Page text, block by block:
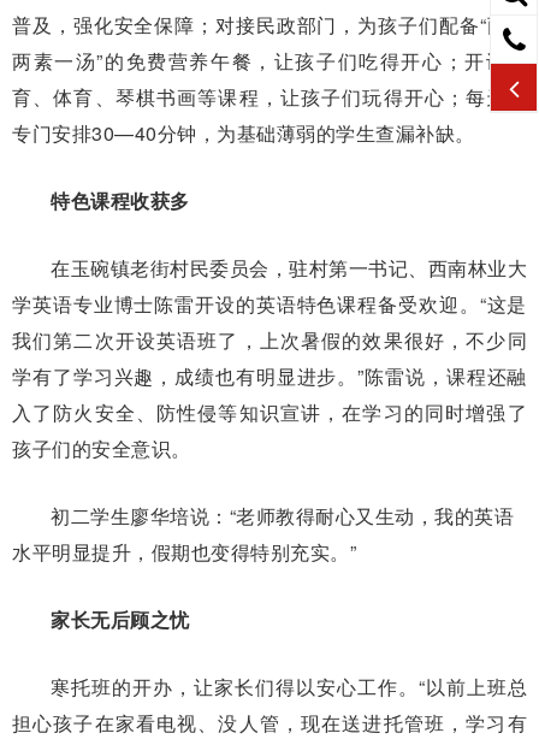
普及，强化安全保障；对接民政部门，为孩子们配备“两荤
两素一汤”的免费营养午餐，让孩子们吃得开心；开设美
育、体育、琴棋书画等课程，让孩子们玩得开心；每天还
专门安排30—40分钟，为基础薄弱的学生查漏补缺。
特色课程收获多
在玉碗镇老街村民委员会，驻村第一书记、西南林业大
学英语专业博士陈雷开设的英语特色课程备受欢迎。“这是
我们第二次开设英语班了，上次暑假的效果很好，不少同
学有了学习兴趣，成绩也有明显进步。”陈雷说，课程还融
入了防火安全、防性侵等知识宣讲，在学习的同时增强了
孩子们的安全意识。
初二学生廖华培说：“老师教得耐心又生动，我的英语
水平明显提升，假期也变得特别充实。”
家长无后顾之忧
寒托班的开办，让家长们得以安心工作。“以前上班总
担心孩子在家看电视、没人管，现在送进托管班，学习有